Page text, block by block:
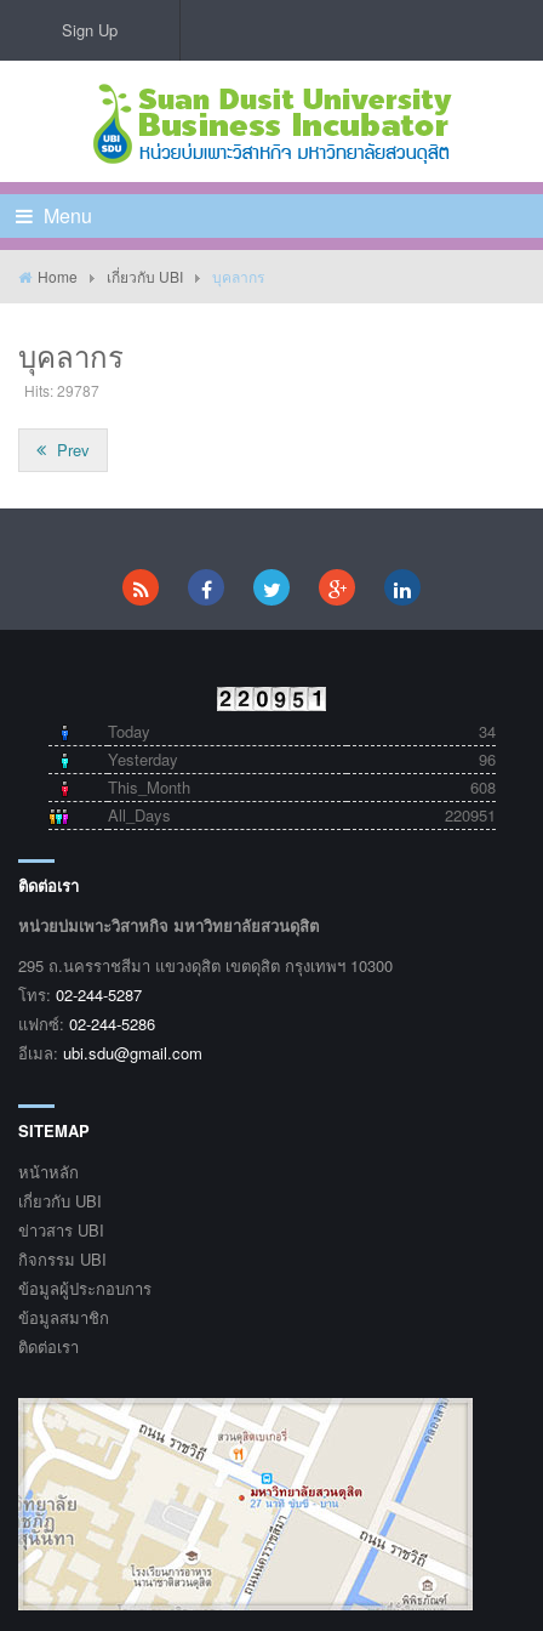
Sign Up
Menu
Home เกี่ยวกับ UBI บุคลากร
บุคลากร
Hits: 29787
Prev
Today
34
Yesterday
96
This_Month
608
All_Days
220951
ติดต่อเรา
หน่วยบ่มเพาะวิสาหกิจ มหาวิทยาลัยสวนดุสิต
295 ถ.นครราชสีมา แขวงดุสิต เขตดุสิต กรุงเทพฯ 10300
โทร: 02-244-5287
แฟกซ์: 02-244-5286
อีเมล: ubi.sdu@gmail.com
SITEMAP
หน้าหลัก
เกี่ยวกับ UBI
ข่าวสาร UBI
กิจกรรม UBI
ข้อมูลผู้ประกอบการ
ข้อมูลสมาชิก
ติดต่อเรา